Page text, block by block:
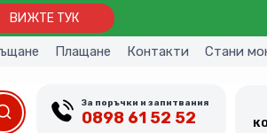
ВИЖТЕ ТУК
Плащане Контакти Стани
За поръчки и запитвания
0898 61 52 52